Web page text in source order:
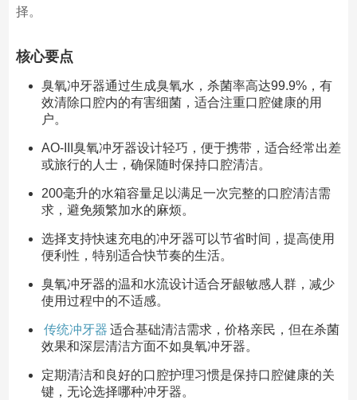
择。
核心要点
臭氧冲牙器通过生成臭氧水，杀菌率高达99.9%，有
效清除口腔内的有害细菌，适合注重口腔健康的用
户。
AO-III臭氧冲牙器设计轻巧，便于携带，适合经常出差
或旅行的人士，确保随时保持口腔清洁。
200毫升的水箱容量足以满足一次完整的口腔清洁需
求，避免频繁加水的麻烦。
选择支持快速充电的冲牙器可以节省时间，提高使用
便利性，特别适合快节奏的生活。
臭氧冲牙器的温和水流设计适合牙龈敏感人群，减少
使用过程中的不适感。
传统冲牙器 适合基础清洁需求，价格亲民，但在杀菌
效果和深层清洁方面不如臭氧冲牙器。
定期清洁和良好的口腔护理习惯是保持口腔健康的关
键，无论选择哪种冲牙器。